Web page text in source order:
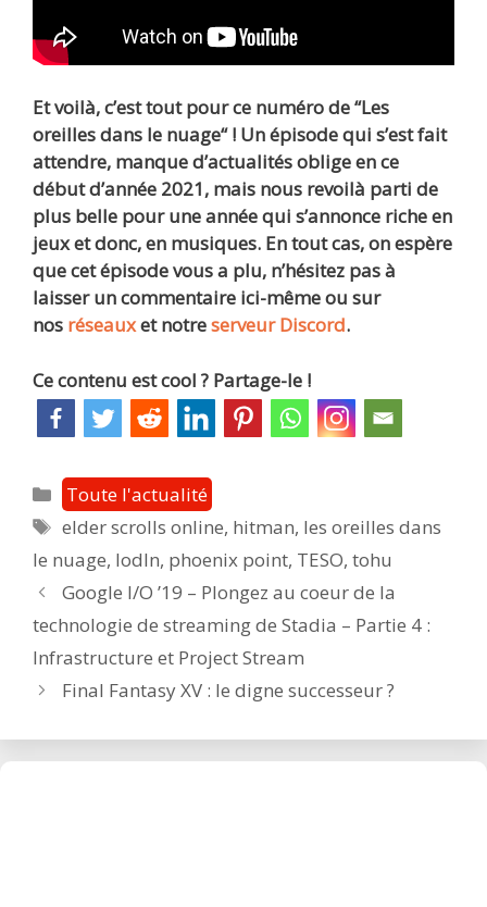
Et voilà, c’est tout pour ce numéro de “Les
oreilles dans le nuage“ ! Un épisode qui s’est fait
attendre, manque d’actualités oblige en ce
début d’année 2021, mais nous revoilà parti de
plus belle pour une année qui s’annonce riche en
jeux et donc, en musiques. En tout cas, on espère
que cet épisode vous a plu, n’hésitez pas à
laisser un commentaire ici-même ou sur
nos réseauxet notreserveur Discord.
Ce contenu est cool ? Partage-le !
Catégories
Toute l'actualité
Étiquettes
elder scrolls online, hitman, les oreilles dans
le nuage, lodln, phoenix point, TESO, tohu
Post
navigation
Google I/O ’19 – Plongez au coeur de la
technologie de streaming de Stadia – Partie 4 :
Infrastructure et Project Stream
Final Fantasy XV : le digne successeur ?